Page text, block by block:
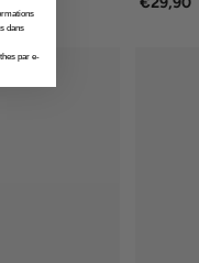
dans
par e-